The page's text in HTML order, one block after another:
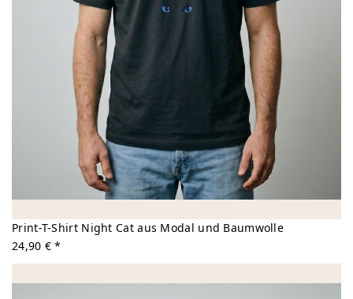
Print-T-Shirt Night Cat aus Modal und Baumwolle
24,90 € *